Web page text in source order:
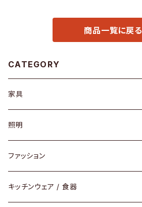
商品一覧に戻る
CATEGORY
家具
ソファ / ベンチ
チェア / スツール
ダイニングセット / ダイニングテーブル
照明
ペンダントライト
テーブルランプ / デスクスタンド
ファッション
アクセサリー
キッチンウェア / 食器